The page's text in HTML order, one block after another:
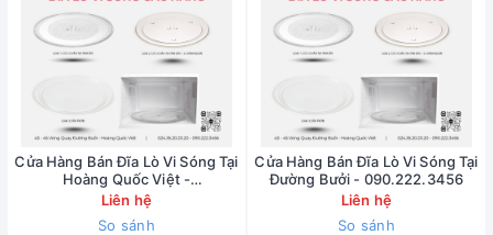
Cửa Hàng Bán Đĩa Lò Vi Sóng Tại
Hoàng Quốc Việt -
090.222.3456
Liên hệ
So sánh
Cửa Hàng Bán Đĩa Lò Vi Sóng Tại
Đường Bưởi - 090.222.3456
Liên hệ
So sánh